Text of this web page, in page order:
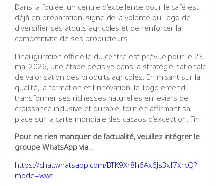
Dans la foulée, un centre d’excellence pour le café est
déjà en préparation, signe de la volonté du Togo de
diversifier ses atouts agricoles et de renforcer la
compétitivité de ses producteurs.
L’inauguration officielle du centre est prévue pour le 23
mai 2026, une étape décisive dans la stratégie nationale
de valorisation des produits agricoles. En misant sur la
qualité, la formation et l’innovation, le Togo entend
transformer ses richesses naturelles en leviers de
croissance inclusive et durable, tout en affirmant sa
place sur la carte mondiale des cacaos d’exception. Fin
Pour ne rien manquer de l’actualité, veuillez intégrer le
groupe WhatsApp via…
https://chat.whatsapp.com/BTK9Xr8h6Ax6Js3xI7xrcQ?
mode=wwt